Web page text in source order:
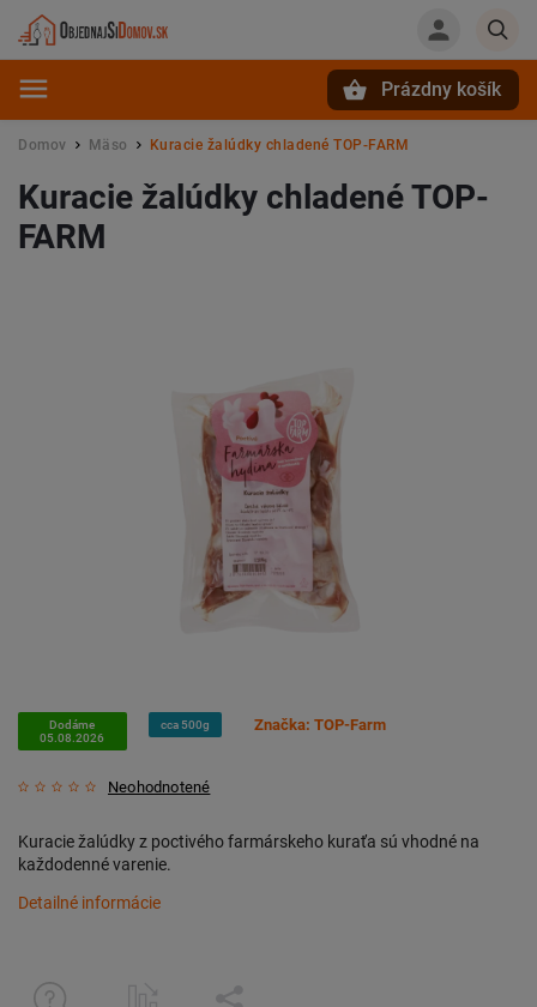
Prázdny košík
Domov / Mäso / Kuracie žalúdky chladené TOP-FARM
Kuracie žalúdky chladené TOP-
FARM
Dodáme
05.08.2026
cca 500g
Neohodnotené
Značka: TOP-Farm
Kuracie žalúdky z poctivého farmárskeho kuraťa sú vhodné na
každodenné varenie.
Detailné informácie